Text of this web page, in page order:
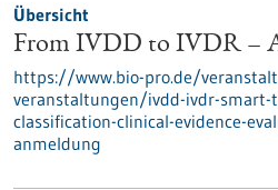
Übersicht
From IVDD to IVDR –
https://www.bio-pro.de/
veranstaltungen/ivdd-ivdr-smart-
classification-clinical-evidence-
anmeldung